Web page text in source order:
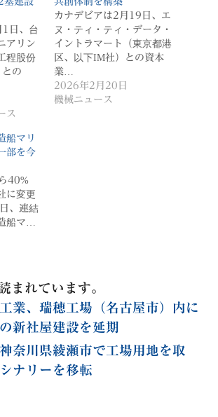
日、台
アリン
程股份
の
ス
カナデビアは2月19日、エ
ヌ・ティ・ティ・データ・
イントラマート（東京都港
区、以下IM社）との資本
業…
2026年2月20日
機械ニュース
船マリ
部を今
40%
に変更
、連結
船マ…
まれています。
業、瑞穂工場（名古屋市）内に
新社屋建設を延期
奈川県綾瀬市で工場用地を取
ナリーを移転